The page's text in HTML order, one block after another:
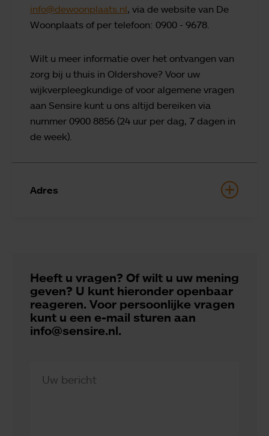
info@dewoonplaats.nl, via de website van De
Woonplaats of per telefoon: 0900 - 9678.
Wilt u meer informatie over het ontvangen van
zorg bij u thuis in Oldershove? Voor uw
wijkverpleegkundige of voor algemene vragen
aan Sensire kunt u ons altijd bereiken via
nummer 0900 8856 (24 uur per dag, 7 dagen in
de week).
Adres
Heeft u vragen? Of wilt u uw mening
geven? U kunt hieronder openbaar
reageren. Voor persoonlijke vragen
kunt u een e-mail sturen aan
info@sensire.nl.
Uw bericht